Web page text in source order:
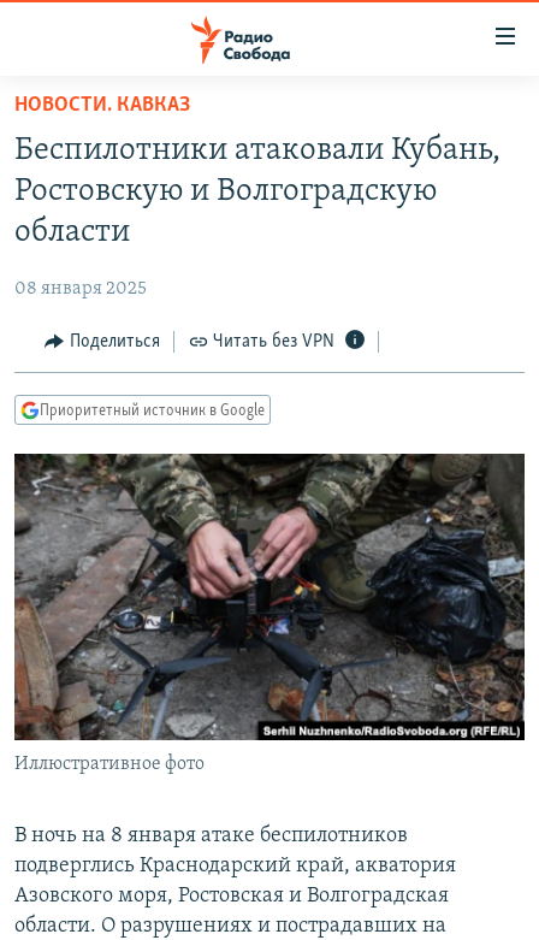
упрощенного
доступа
Вернуться
основному
Вернутся
Вернутся
поиску
АВТОРСКИЕ ПРОЕКТЫ
МНЕНИЯ
КУЛЬТУРА
КАВКАЗ.РЕАЛИИ
СЕВЕР.РЕАЛИИ
СИБИРЬ.РЕАЛИИ
РАСПИСАНИЕ ВЕЩАНИЯ
ПОДПИШИТЕСЬ НА РАССЫЛКУ
СОЦИАЛЬНЫЕ СЕТИ
Все сайты РСЕ/РС
НОВОСТИ. КАВКАЗ
Беспилотники атаковали Кубань,
Ростовскую и Волгоградскую
области
08 января 2025
Поделиться Читать без VPN
Приоритетный источник в Google
Иллюстративное фото
В ночь на 8 января атаке беспилотников
подверглись Краснодарский край, акватория
Азовского моря, Ростовская и Волгоградская
области. О разрушениях и пострадавших на